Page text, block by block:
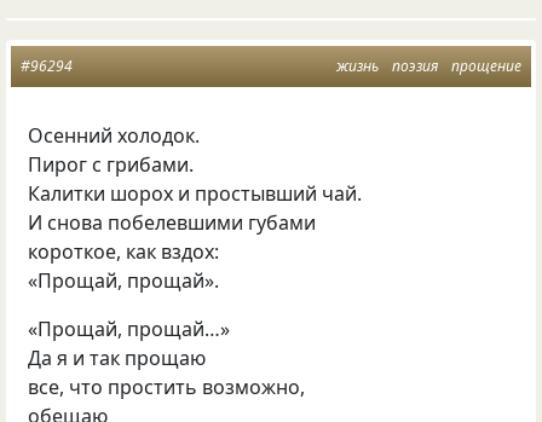
жизнь поэзия прощение
#96294
Осенний холодок.
Пирог с грибами.
Калитки шорох и простывший чай.
И снова побелевшими губами
короткое, как вздох:
«Прощай, прощай».
«Прощай, прощай…»
Да я и так прощаю
все, что простить возможно,
обещаю